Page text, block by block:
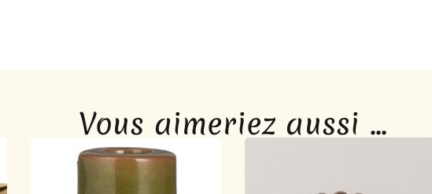
Vous aimeriez aussi ...